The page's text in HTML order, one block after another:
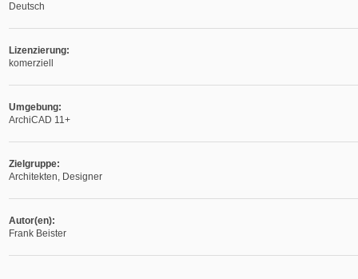
Deutsch
Lizenzierung:
komerziell
Umgebung:
ArchiCAD 11+
Zielgruppe:
Architekten, Designer
Autor(en):
Frank Beister